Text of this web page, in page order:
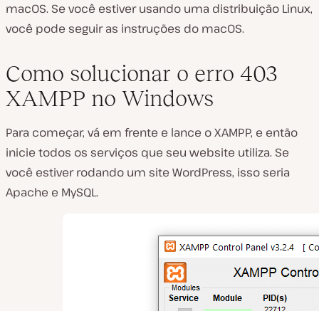
macOS. Se você estiver usando uma distribuição Linux,
você pode seguir as instruções do macOS.
Como solucionar o erro 403
XAMPP no Windows
Para começar, vá em frente e lance o XAMPP, e então
inicie todos os serviços que seu website utiliza. Se
você estiver rodando um site WordPress, isso seria
Apache e MySQL.